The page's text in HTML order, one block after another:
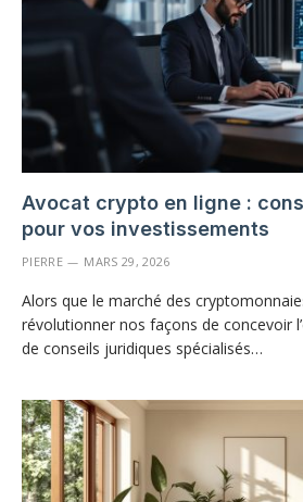
Avocat crypto en ligne :
pour vos investissements
PIERRE MARS 29, 2026
Alors que le marché des
révolutionner nos façons de concevoir
de conseils juridiques spécialisés…